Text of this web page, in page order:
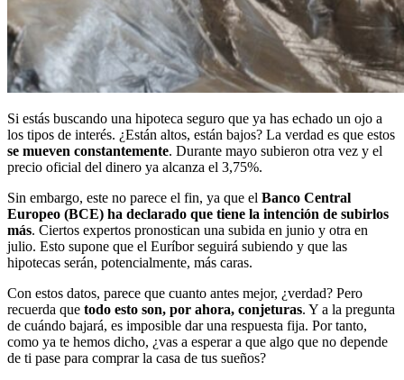
Si estás buscando una hipoteca seguro que ya has echado un ojo a
los tipos de interés. ¿Están altos, están bajos? La verdad es que estos
se mueven constantemente. Durante mayo subieron otra vez y el
precio oficial del dinero ya alcanza el 3,75%.
Sin embargo, este no parece el fin, ya que el Banco Central
Europeo (BCE) ha declarado que tiene la intención de subirlos
más. Ciertos expertos pronostican una subida en junio y otra en
julio. Esto supone que el Euríbor seguirá subiendo y que las
hipotecas serán, potencialmente, más caras.
Con estos datos, parece que cuanto antes mejor, ¿verdad? Pero
recuerda que todo esto son, por ahora, conjeturas. Y a la pregunta
de cuándo bajará, es imposible dar una respuesta fija. Por tanto,
como ya te hemos dicho, ¿vas a esperar a que algo que no depende
de ti pase para comprar la casa de tus sueños?